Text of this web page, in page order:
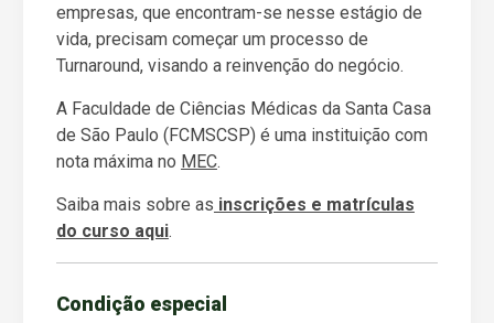
empresas, que encontram-se nesse estágio de
vida, precisam começar um processo de
Turnaround, visando a reinvenção do negócio.
A Faculdade de Ciências Médicas da Santa Casa
de São Paulo (FCMSCSP) é uma instituição com
nota máxima no MEC.
Saiba mais sobre as inscrições e matrículas
do curso aqui.
Condição especial